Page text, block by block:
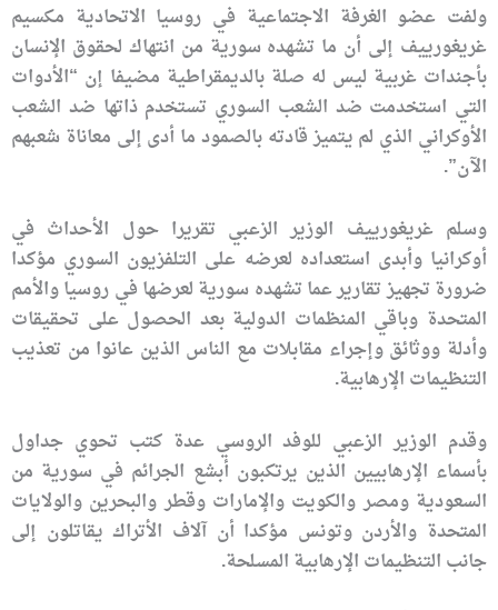
ولفت عضو الغرفة الاجتماعية في روسيا الاتحادية مكسيم
غريغورييف إلى أن ما تشهده سورية من انتهاك لحقوق الإنسان
بأجندات غربية ليس له صلة بالديمقراطية مضيفا إن “الأدوات
التي استخدمت ضد الشعب السوري تستخدم ذاتها ضد الشعب
الأوكراني الذي لم يتميز قادته بالصمود ما أدى إلى معاناة شعبهم
الآن”.
وسلم غريغورييف الوزير الزعبي تقريرا حول الأحداث في
أوكرانيا وأبدى استعداده لعرضه على التلفزيون السوري مؤكدا
ضرورة تجهيز تقارير عما تشهده سورية لعرضها في روسيا والأمم
المتحدة وباقي المنظمات الدولية بعد الحصول على تحقيقات
وأدلة ووثائق وإجراء مقابلات مع الناس الذين عانوا من تعذيب
التنظيمات الإرهابية.
وقدم الوزير الزعبي للوفد الروسي عدة كتب تحوي جداول
بأسماء الإرهابيين الذين يرتكبون أبشع الجرائم في سورية من
السعودية ومصر والكويت والإمارات وقطر والبحرين والولايات
المتحدة والأردن وتونس مؤكدا أن آلاف الأتراك يقاتلون إلى
جانب التنظيمات الإرهابية المسلحة.